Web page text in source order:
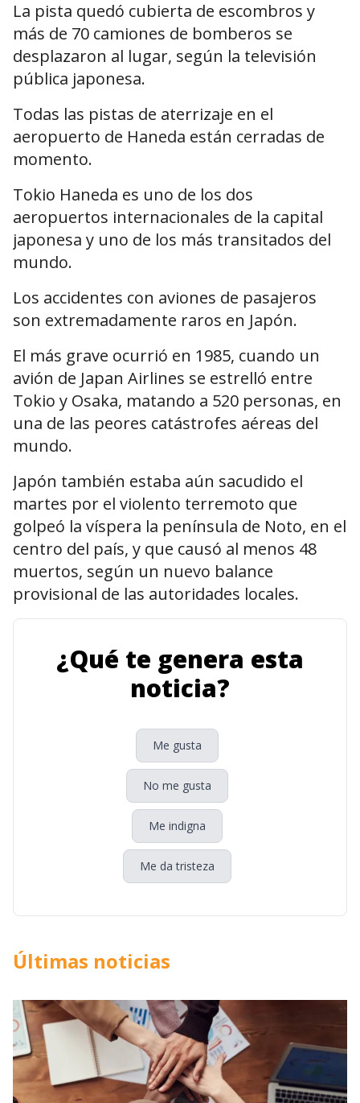
La pista quedó cubierta de escombros y
más de 70 camiones de bomberos se
desplazaron al lugar, según la televisión
pública japonesa.
Todas las pistas de aterrizaje en el
aeropuerto de Haneda están cerradas de
momento.
Tokio Haneda es uno de los dos
aeropuertos internacionales de la capital
japonesa y uno de los más transitados del
mundo.
Los accidentes con aviones de pasajeros
son extremadamente raros en Japón.
El más grave ocurrió en 1985, cuando un
avión de Japan Airlines se estrelló entre
Tokio y Osaka, matando a 520 personas, en
una de las peores catástrofes aéreas del
mundo.
Japón también estaba aún sacudido el
martes por el violento terremoto que
golpeó la víspera la península de Noto, en el
centro del país, y que causó al menos 48
muertos, según un nuevo balance
provisional de las autoridades locales.
¿Qué te genera esta
noticia?
Me gusta
No me gusta
Me indigna
Me da tristeza
Últimas noticias